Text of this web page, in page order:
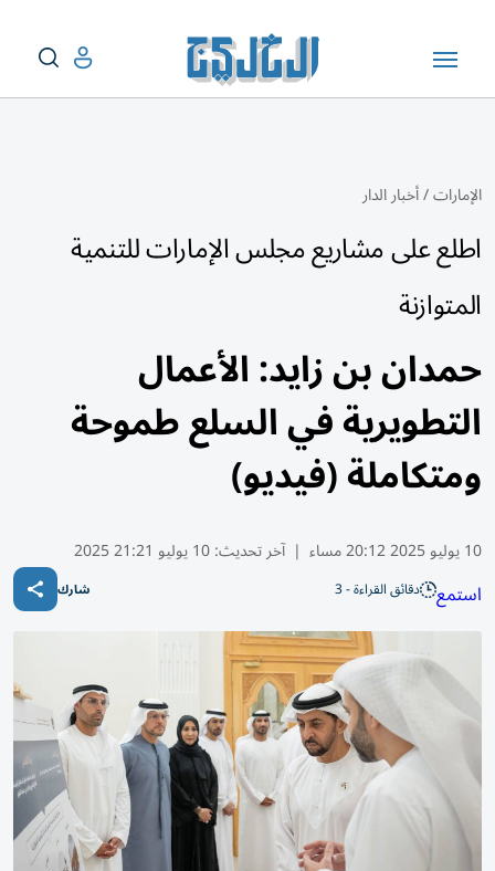
الإمارات/أخبار الدار
اطلع على مشاريع مجلس الإمارات للتنمية
المتوازنة
حمدان بن زايد: الأعمال
التطويرية في السلع طموحة
ومتكاملة (فيديو)
10 يوليو 2025 20:12 مساء | آخر تحديث:10 يوليو 21:21 2025
استمع دقائق القراءة - 3 شارك